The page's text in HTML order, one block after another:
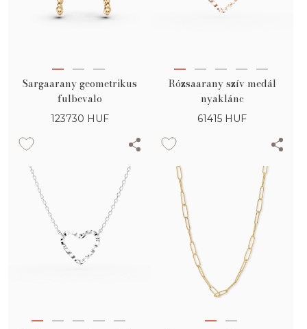
Sargaarany geometrikus
fulbevalo
123730 HUF
Rózsaarany szív medál
nyaklánc
61415 HUF